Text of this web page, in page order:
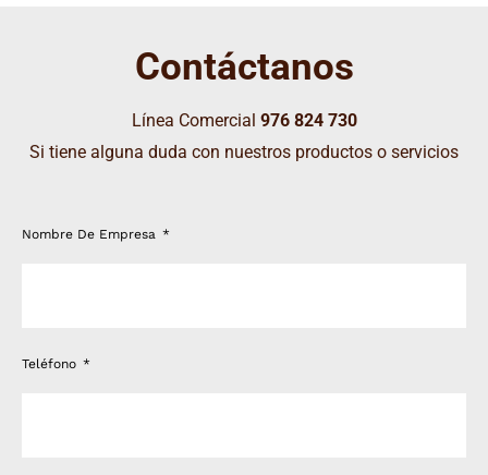
Contáctanos
Línea Comercial 976 824 730
Si tiene alguna duda con nuestros productos o servicios
Nombre De Empresa
Teléfono